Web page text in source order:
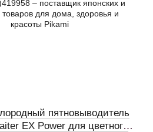
пятновыводитель
EX Power для цветного